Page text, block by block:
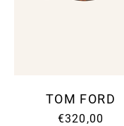
TOM FORD
€320,00